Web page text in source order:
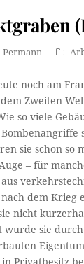
Permann
noch am
Zweiten
so viele
sie schon so
– für
dem Krieg
nicht
wurde sie